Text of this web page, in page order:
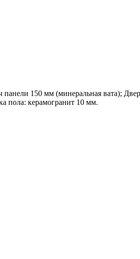
150 мм (минеральная вата);
пола: керамогранит 10 мм.